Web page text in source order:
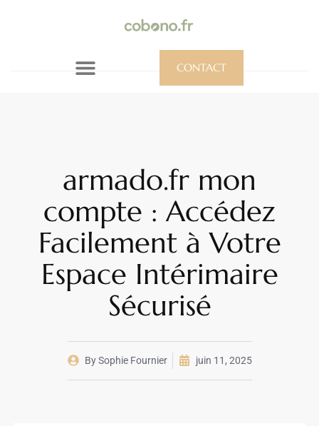
CONTACT
armado.fr mon
compte : Accédez
Facilement à Votre
Espace Intérimaire
Sécurisé
BySophie Fournier juin 11, 2025